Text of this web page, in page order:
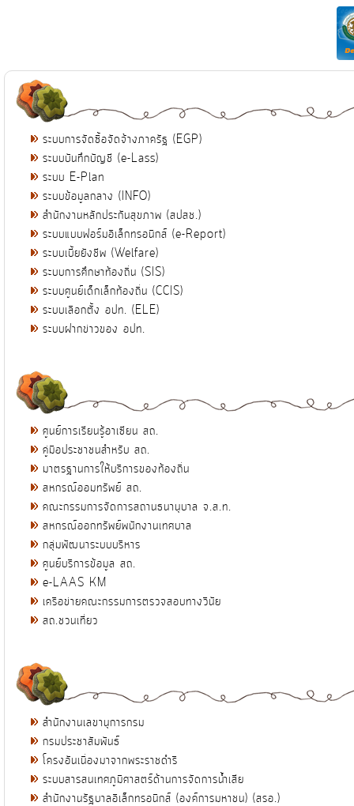
ระบบการจัดซื้อจัดจ้างภาครัฐ (EGP)
ระบบบันทึกบัญชี (e-Lass)
ระบบ E-Plan
ระบบข้อมูลกลาง (INFO)
สำนักงานหลักประกันสุขภาพ (สปสช.)
ระบบแบบฟอร์มอิเล็กทรอนิกส์ (e-Report)
ระบบเบี้ยยังชีพ (Welfare)
ระบบการศึกษาท้องถิ่น (SIS)
ระบบศูนย์เด็กเล็กท้องถิ่น (CCIS)
ระบบเลือกตั้ง อปท. (ELE)
ระบบฝากข่าวของ อปท.
ศูนย์การเรียนรู้อาเซียน สถ.
คู่มือประชาชนสำหรับ สถ.
มาตรฐานการให้บริการของท้องถิ่น
สหกรณ์ออมทรัพย์ สถ.
คณะกรรมการจัดการสถานธนานุบาล จ.ส.ท.
สหกรณ์ออกทรัพย์พนักงานเทศบาล
กลุ่มพัฒนาระบบบริหาร
ศูนย์บริการข้อมูล สถ.
e-LAAS KM
เครือข่ายคณะกรรมการตรวจสอบทางวินัย
สถ.ชวนเที่ยว
สำนักงานเลขานุการกรม
กรมประชาสัมพันธ์
โครงอันเนื่องมาจากพระราชดำริ
ระบบสารสนเทศภูมิศาสตร์ด้านการจัดการน้ำเสีย
สำนักงานรัฐบาลอิเล็กทรอนิกส์ (องค์การมหาชน) (สรอ.)